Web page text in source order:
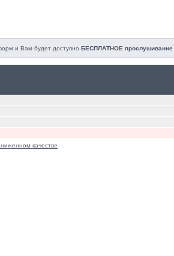
и Вам будет доступно БЕСПЛАТНОЕ прослушивание
качестве